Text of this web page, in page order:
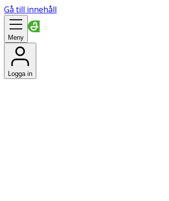
Gå till innehåll
Meny
Logga in